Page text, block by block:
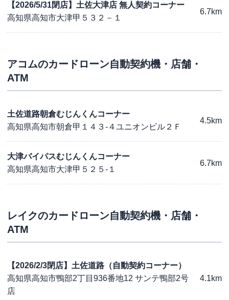
【2026/5/31閉店】土佐大津店 無人契約コーナー
高知県高知市大津甲５３２－１
6.7km
アコムのカードローン自動契約機・店舗・
ATM
土佐道路朝倉むじんくんコーナー
高知県高知市朝倉甲１４３-４ユニオンビル２Ｆ
4.5km
大津バイパスむじんくんコーナー
高知県高知市大津甲５２５-１
6.7km
レイクのカードローン自動契約機・店舗・
ATM
【2026/2/3閉店】土佐道路（自動契約コーナー）
高知県高知市鴨部2丁目936番地12 サンテ鴨部2号
店
4.1km